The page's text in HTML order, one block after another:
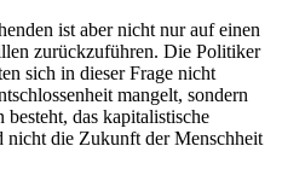
ist aber nicht nur auf einen
zurückzuführen. Die Politiker
sich in dieser Frage nicht
mangelt, sondern
das kapitalistische
nicht die Zukunft der Menschheit